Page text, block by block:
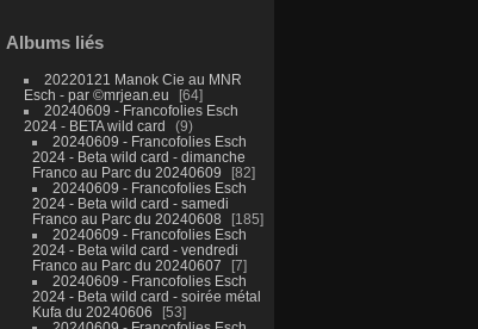
Albums liés
20220121 Manok Cie au MNR
Esch - par ©mrjean.eu
64
20240609 - Francofolies Esch
2024 - BETA wild card
9
20240609 - Francofolies Esch
2024 - Beta wild card - dimanche
Franco au Parc du 20240609
82
20240609 - Francofolies Esch
2024 - Beta wild card - samedi
Franco au Parc du 20240608
185
20240609 - Francofolies Esch
2024 - Beta wild card - vendredi
Franco au Parc du 20240607
7
20240609 - Francofolies Esch
2024 - Beta wild card - soirée métal
Kufa du 20240606
53